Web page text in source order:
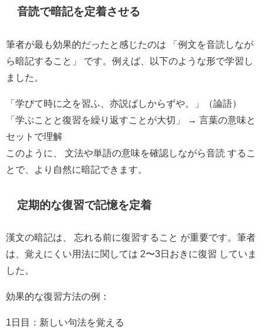
音読で暗記を定着させる
筆者が最も効果的だったと感じたのは 「例文を音読しなが
ら暗記すること」 です。例えば、以下のような形で学習し
ました。
「学びて時に之を習ふ、亦説ばしからずや。」（論語）
「学ぶことと復習を繰り返すことが大切」 → 言葉の意味と
セットで理解
このように、 文法や単語の意味を確認しながら音読 するこ
とで、より自然に暗記できます。
定期的な復習で記憶を定着
漢文の暗記は、 忘れる前に復習すること が重要です。筆者
は、覚えにくい用法に関しては 2〜3日おきに復習 していま
した。
効果的な復習方法の例：
1日目：新しい句法を覚える